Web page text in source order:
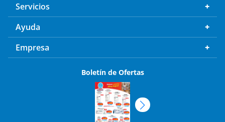
Servicios
Ayuda
Empresa
Boletín de Ofertas